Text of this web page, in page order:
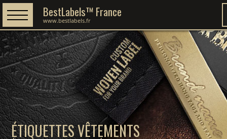
ÉTIQUETTES VÊTEMENTS
BestLabels™ France
www.bestlabels.fr